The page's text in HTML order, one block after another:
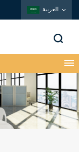
العربية